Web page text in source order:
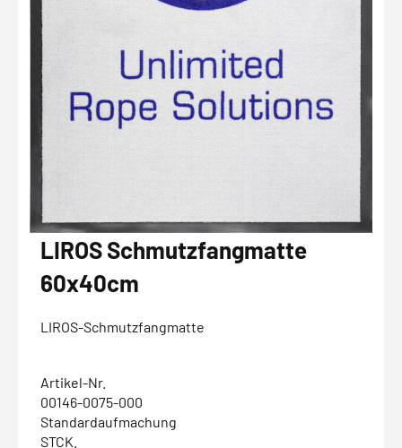
LIROS Schmutzfangmatte
60x40cm
LIROS-Schmutzfangmatte
Artikel-Nr.
00146-0075-000
Standardaufmachung
STCK.